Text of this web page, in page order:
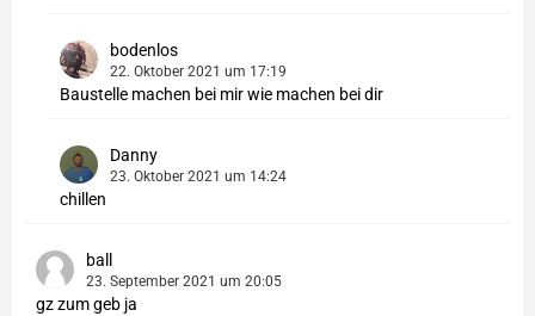
bodenlos
22. Oktober 2021 um 17:19
Baustelle machen bei mir wie machen bei dir
Danny
23. Oktober 2021 um 14:24
chillen
ball
23. September 2021 um 20:05
gz zum geb ja